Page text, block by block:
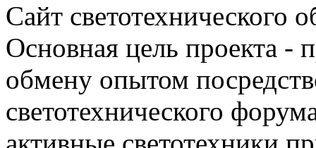
Сайт светотехнического
Основная цель проекта -
обмену опытом
светотехнического